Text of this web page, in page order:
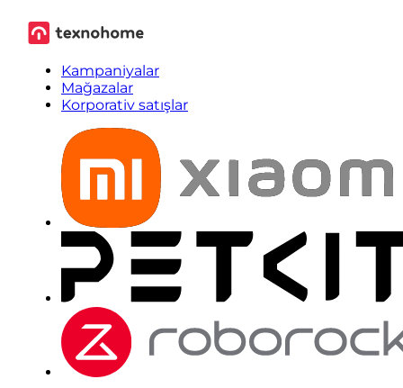
Kampaniyalar
Mağazalar
Korporativ satışlar